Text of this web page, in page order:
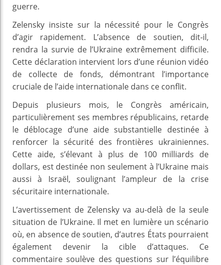
guerre.
Zelensky insiste sur la nécessité pour le Congrès
d’agir rapidement. L’absence de soutien, dit-il,
rendra la survie de l’Ukraine extrêmement difficile.
Cette déclaration intervient lors d’une réunion vidéo
de collecte de fonds, démontrant l’importance
cruciale de l’aide internationale dans ce conflit.
Depuis plusieurs mois, le Congrès américain,
particulièrement ses membres républicains, retarde
le déblocage d’une aide substantielle destinée à
renforcer la sécurité des frontières ukrainiennes.
Cette aide, s’élevant à plus de 100 milliards de
dollars, est destinée non seulement à l’Ukraine mais
aussi à Israël, soulignant l’ampleur de la crise
sécuritaire internationale.
L’avertissement de Zelensky va au-delà de la seule
situation de l’Ukraine. Il met en lumière un scénario
où, en absence de soutien, d’autres États pourraient
également devenir la cible d’attaques. Ce
commentaire soulève des questions sur l’équilibre